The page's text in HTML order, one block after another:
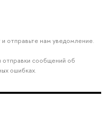
отправьте нам уведомление.
отправки сообщений об
ошибках.